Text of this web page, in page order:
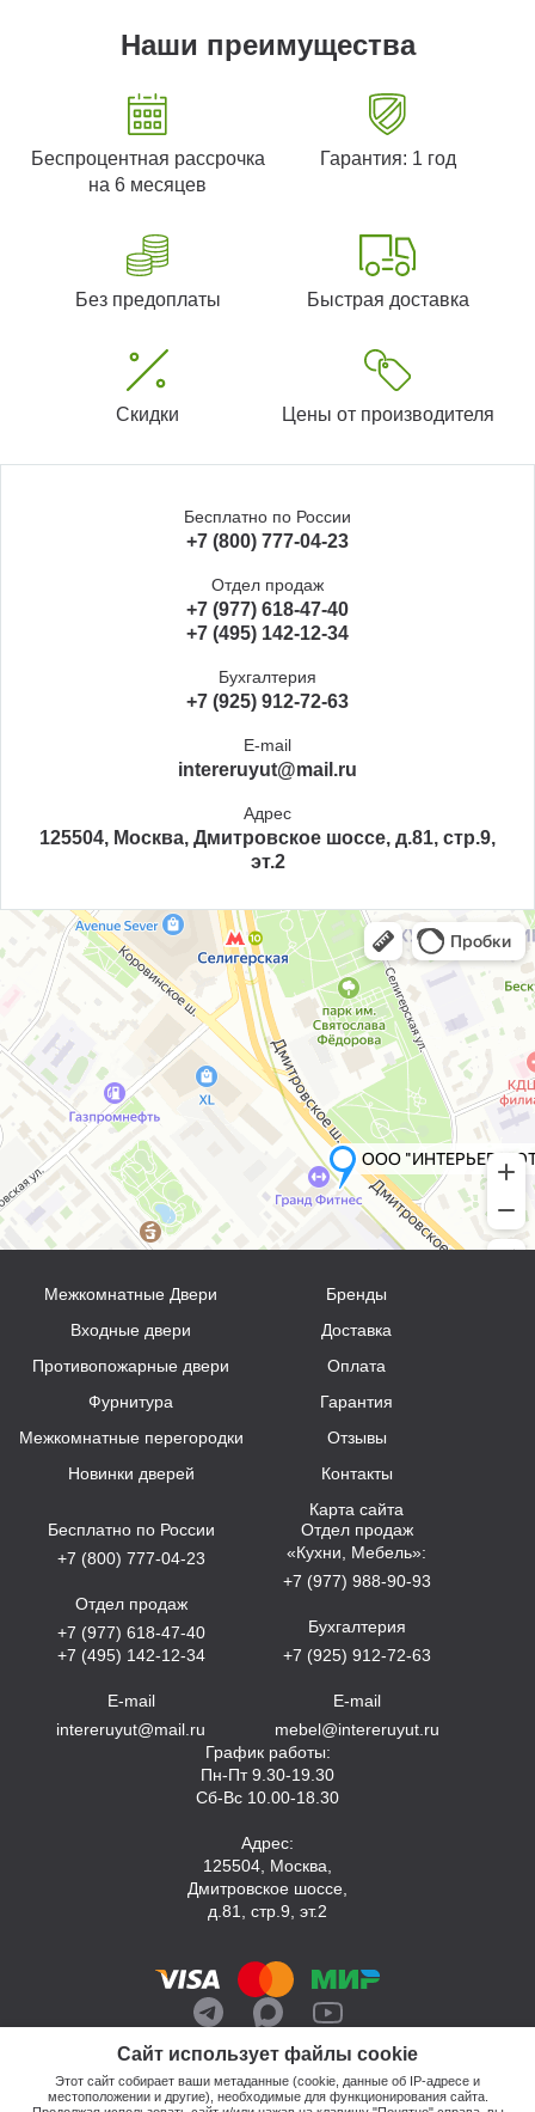
Наши преимущества
Беспроцентная рассрочка
на 6 месяцев
Гарантия: 1 год
Без предоплаты Быстрая доставка
Скидки Цены от производителя
Бесплатно по России
+7 (800) 777-04-23
Отдел продаж
+7 (977) 618-47-40
+7 (495) 142-12-34
Бухгалтерия
+7 (925) 912-72-63
E-mail
intereruyut@mail.ru
Адрес
125504, Москва, Дмитровское шоссе, д.81, стр.9,
эт.2
Сайт использует файлы cookie
Этот сайт собирает ваши метаданные (cookie, данные об IP-адресе и
местоположении и другие), необходимые для функционирования сайта.
Межкомнатные Двери
Входные двери
Противопожарные двери
Фурнитура
Межкомнатные перегородки
Новинки дверей
Бренды
Доставка
Оплата
Гарантия
Отзывы
Контакты
Карта сайта
Бесплатно по России
+7 (800) 777-04-23
Отдел продаж
+7 (977) 618-47-40
+7 (495) 142-12-34
E-mail
intereruyut@mail.ru
Отдел продаж
«Кухни, Мебель»:
+7 (977) 988-90-93
Бухгалтерия
+7 (925) 912-72-63
E-mail
mebel@intereruyut.ru
График работы:
Пн-Пт 9.30-19.30
Сб-Вс 10.00-18.30
Адрес:
125504, Москва,
Дмитровское шоссе,
д.81, стр.9, эт.2